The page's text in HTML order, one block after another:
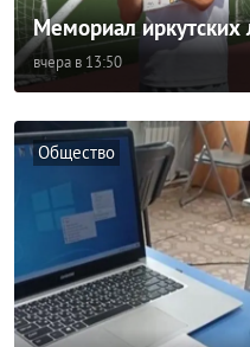
Мемориал иркутских
вчера в 13:50
Общество